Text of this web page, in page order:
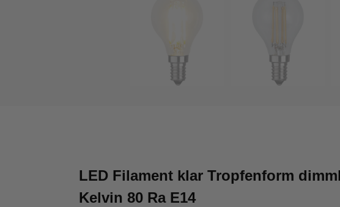
LED Filament klar Tropfenform
Kelvin 80 Ra E14